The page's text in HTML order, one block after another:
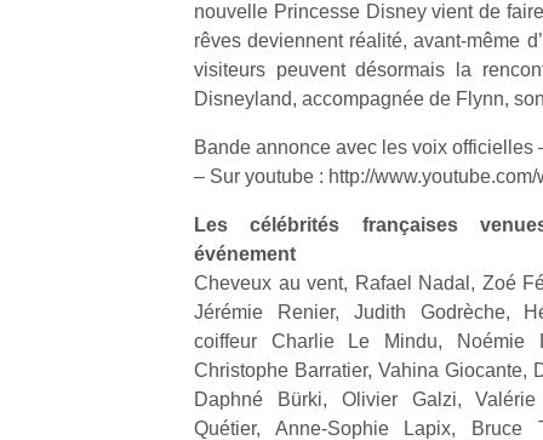
nouvelle Princesse Disney vient de
rêves deviennent réalité, avant-même
visiteurs peuvent désormais la
Disneyland, accompagnée de Flynn,
Bande annonce avec les voix officielles
– Sur youtube : http://
Les célébrités françaises
événement
Cheveux au vent, Rafael Nadal, Zoé
Jérémie Renier, Judith Godrèche,
coiffeur Charlie Le Mindu, Noémie
Christophe Barratier, Vahina Giocante,
Daphné Bürki, Olivier Galzi,
Quétier, Anne-Sophie Lapix, Bruce